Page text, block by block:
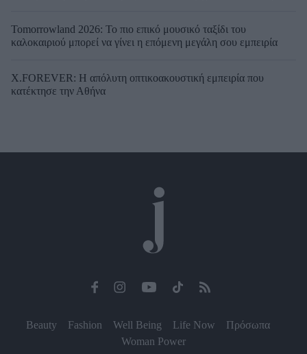
Tomorrowland 2026: Το πιο επικό μουσικό ταξίδι του
καλοκαιριού μπορεί να γίνει η επόμενη μεγάλη σου εμπειρία
X.FOREVER: Η απόλυτη οπτικοακουστική εμπειρία που
κατέκτησε την Αθήνα
Beauty Fashion Well Being Life Now
Πρόσωπα
Woman Power